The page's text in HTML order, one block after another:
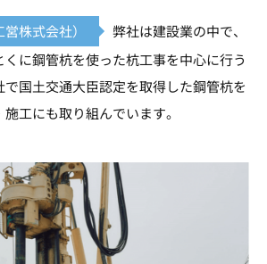
株式会社）
弊社は建設業の中で、
に鋼管杭を使った杭工事を中心に行う
国土交通大臣認定を取得した鋼管杭を
工にも取り組んでいます。